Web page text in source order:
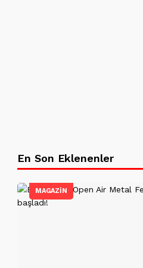
En Son Eklenenler
MAGAZİN